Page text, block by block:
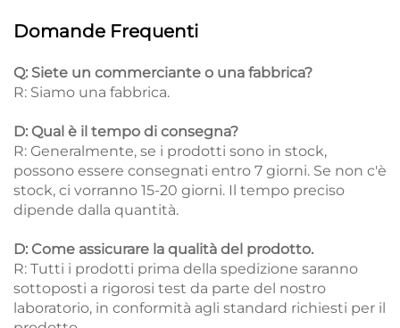
Domande Frequenti
Q: Siete un commerciante o una fabbrica?
R: Siamo una fabbrica.
D: Qual è il tempo di consegna?
R: Generalmente, se i prodotti sono in stock,
possono essere consegnati entro 7 giorni. Se non c'è
stock, ci vorranno 15-20 giorni. Il tempo preciso
dipende dalla quantità.
D: Come assicurare la qualità del prodotto.
R: Tutti i prodotti prima della spedizione saranno
sottoposti a rigorosi test da parte del nostro
laboratorio, in conformità agli standard richiesti per il